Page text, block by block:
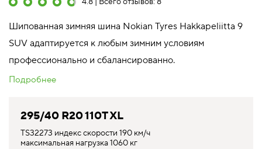
Шипованная зимняя шина Nokian Tyres Hakkapeliitta 9
SUV адаптируется к любым зимним условиям
профессионально и сбалансированно.
Подробнее
295/40 R20 110T XL
TS32273 индекс скорости 190 км/ч
максимальная нагрузка 1060 кг